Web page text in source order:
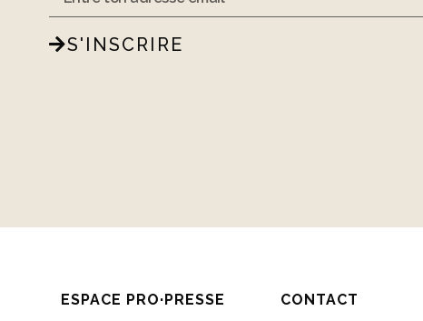
S'INSCRIRE
ESPACE PRO·PRESSE CONTACT